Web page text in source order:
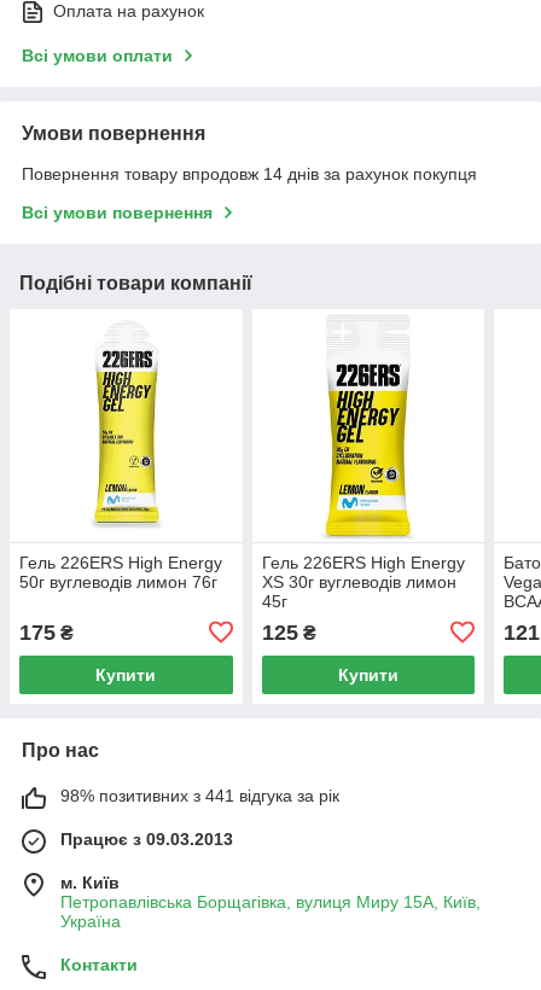
Оплата на рахунок
Всі умови оплати
Умови повернення
Повернення товару впродовж 14 днів за рахунок покупця
Всі умови повернення
Подібні товари компанії
Гель 226ERS High Energy
50г вуглеводів лимон 76г
175 ₴
Купити
Гель 226ERS High Energy
XS 30г вуглеводів лимон
45г
125₴
Купити
121
Про нас
98% позитивних з 441 відгука за рік
Працює з 09.03.2013
м. Київ
Петропавлівська Борщагівка, вулиця Миру 15А, Київ,
Україна
Контакти